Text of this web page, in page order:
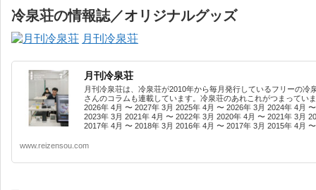
冷泉荘の情報誌／オリジナルグッズ
月刊冷泉荘
月刊冷泉荘
月刊冷泉荘は、冷泉荘が2010年から毎月発行しているフリーの
さんのコラムも連載しています。冷泉荘のあれこれがつまってい
2026年 4月 〜 2027年 3月 2025年 4月 〜 2026年 3月 2024年 4月
2023年 3月 2021年 4月 〜 2022年 3月 2020年 4月 〜 2021年 3月
2017年 4月 〜 2018年 3月 2016年 4月 〜 2017年 3月 2015年 4月
www.reizensou.com